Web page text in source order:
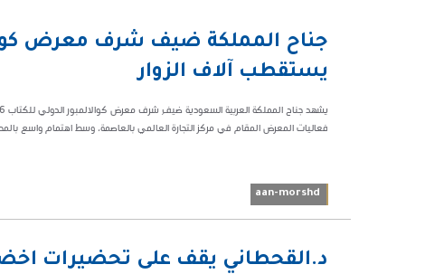
يستقطب آلاف الزوار
فعاليات المعرض المقام في مركز التجارة العالمي بالعاصمة، وسط اهتمام واسع
aan-morshd
د.القحطاني يقف على تحضيرات